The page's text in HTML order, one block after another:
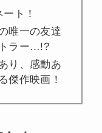
ト！
唯一の友達
ラー…!?
り、感動あ
傑作映画！